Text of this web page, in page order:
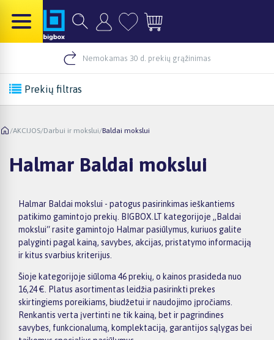
Nemokamas 30 d. prekių grąžinimas
Prekių filtras
/AKCIJOS/Darbui ir mokslui/Baldai mokslui
Halmar Baldai mokslui
Halmar Baldai mokslui - patogus pasirinkimas ieškantiems
patikimo gamintojo prekių. BIGBOX.LT kategorijoje „Baldai
mokslui“ rasite gamintojo Halmar pasiūlymus, kuriuos galite
palyginti pagal kainą, savybes, akcijas, pristatymo informaciją
ir kitus svarbius kriterijus.
Šioje kategorijoje siūloma 46 prekių, o kainos prasideda nuo
16,24 €. Platus asortimentas leidžia pasirinkti prekes
skirtingiems poreikiams, biudžetui ir naudojimo įpročiams.
Renkantis verta įvertinti ne tik kainą, bet ir pagrindines
savybes, funkcionalumą, komplektaciją, garantijos sąlygas bei